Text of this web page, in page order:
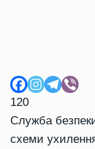
120
Служба
схеми ухилення